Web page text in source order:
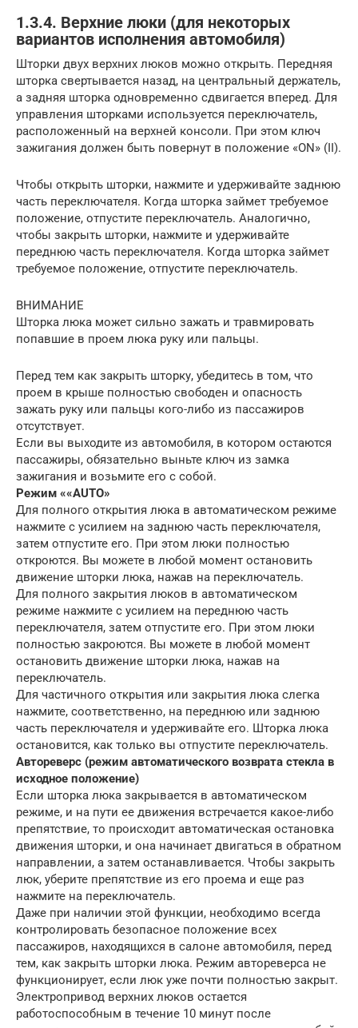
1.3.4. Верхние люки (для некоторых
вариантов исполнения автомобиля)
Шторки двух верхних люков можно открыть. Передняя
шторка свертывается назад, на центральный держатель,
а задняя шторка одновременно сдвигается вперед. Для
управления шторками используется переключатель,
расположенный на верхней консоли. При этом ключ
зажигания должен быть повернут в положение «ON» (II).
Чтобы открыть шторки, нажмите и удерживайте заднюю
часть переключателя. Когда шторка займет требуемое
положение, отпустите переключатель. Аналогично,
чтобы закрыть шторки, нажмите и удерживайте
переднюю часть переключателя. Когда шторка займет
требуемое положение, отпустите переключатель.
ВНИМАНИЕ
Шторка люка может сильно зажать и травмировать
попавшие в проем люка руку или пальцы.
Перед тем как закрыть шторку, убедитесь в том, что
проем в крыше полностью свободен и опасность
зажать руку или пальцы кого-либо из пассажиров
отсутствует.
Если вы выходите из автомобиля, в котором остаются
пассажиры, обязательно выньте ключ из замка
зажигания и возьмите его с собой.
Режим ««AUTO»
Для полного открытия люка в автоматическом режиме
нажмите с усилием на заднюю часть переключателя,
затем отпустите его. При этом люки полностью
откроются. Вы можете в любой момент остановить
движение шторки люка, нажав на переключатель.
Для полного закрытия люков в автоматическом
режиме нажмите с усилием на переднюю часть
переключателя, затем отпустите его. При этом люки
полностью закроются. Вы можете в любой момент
остановить движение шторки люка, нажав на
переключатель.
Для частичного открытия или закрытия люка слегка
нажмите, соответственно, на переднюю или заднюю
часть переключателя и удерживайте его. Шторка люка
остановится, как только вы отпустите переключатель.
Автореверс (режим автоматического возврата стекла в
исходное положение)
Если шторка люка закрывается в автоматическом
режиме, и на пути ее движения встречается какое-либо
препятствие, то происходит автоматическая остановка
движения шторки, и она начинает двигаться в обратном
направлении, а затем останавливается. Чтобы закрыть
люк, уберите препятствие из его проема и еще раз
нажмите на переключатель.
Даже при наличии этой функции, необходимо всегда
контролировать безопасное положение всех
пассажиров, находящихся в салоне автомобиля, перед
тем, как закрыть шторки люка. Режим автореверса не
функционирует, если люк уже почти полностью закрыт.
Электропривод верхних люков остается
работоспособным в течение 10 минут после